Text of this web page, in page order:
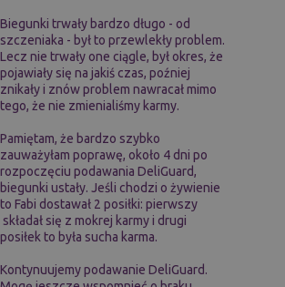
Biegunki trwały bardzo długo - od
szczeniaka - był to przewlekły problem.
Lecz nie trwały one ciągle, był okres, że
pojawiały się na jakiś czas, poźniej
znikały i znów problem nawracał mimo
tego, że nie zmienialiśmy karmy.
Pamiętam, że bardzo szybko
zauważyłam poprawę, około 4 dni po
rozpoczęciu podawania DeliGuard,
biegunki ustały. Jeśli chodzi o żywienie
to Fabi dostawał 2 posiłki: pierwszy
składał się z mokrej karmy i drugi
posiłek to była sucha karma.
Kontynuujemy podawanie DeliGuard.